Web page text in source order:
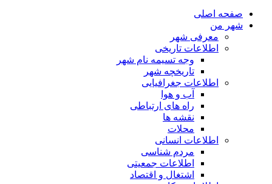
صفحه اصلی
شهر من
معرفی شهر
اطلاعات تاریخی
وجه تسیمه نام شهر
تاریخچه شهر
اطلاعات جغرافیایی
آب و هوا
راه های ارتباطی
نقشه ها
محلات
اطلاعات انسانی
مردم شناسی
اطلاعات جمعیتی
اشتغال و اقتصاد